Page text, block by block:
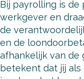
Bij payrolling is
werkgever en
de
en de
afhankelijk van de
betekent dat jij